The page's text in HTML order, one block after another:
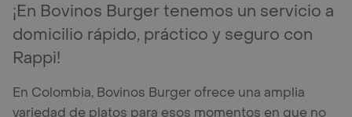
¡En Bovinos Burger tenemos un servicio a
domicilio rápido, práctico y seguro con
Rappi!
En Colombia, Bovinos Burger ofrece una amplia
variedad de platos para esos momentos en que no